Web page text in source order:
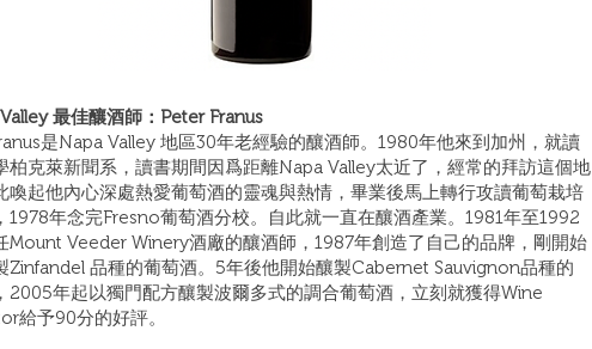
Valley 最佳釀酒師：Peter Franus
是Napa Valley 地區30年老經驗的釀酒師。1980年他來到加州，就讀
柏克萊新聞系，讀書期間因爲距離Napa Valley太近了，經常的拜訪這個地
喚起他內心深處熱愛葡萄酒的靈魂與熱情，畢業後馬上轉行攻讀葡萄栽培
1978年念完Fresno葡萄酒分校。自此就一直在釀酒產業。1981年至1992
Mount Veeder Winery酒廠的釀酒師，1987年創造了自己的品牌，剛開始
Zinfandel 品種的葡萄酒。5年後他開始釀製Cabernet Sauvignon品種的
2005年起以獨門配方釀製波爾多式的調合葡萄酒，立刻就獲得Wine
給予90分的好評。